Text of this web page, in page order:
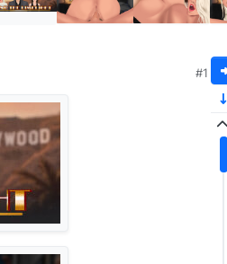
#1